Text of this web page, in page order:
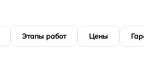
Этапы работ Цены